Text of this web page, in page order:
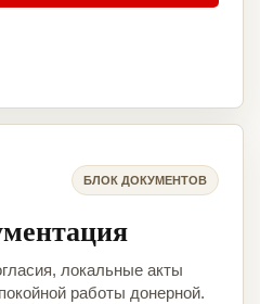
БЛОК ДОКУМЕНТОВ
локальные акты
работы донерной.